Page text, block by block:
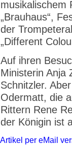
musikalischem
„Brauhaus“,
der
„Different
Auf ihren
Ministerin Anja
Schnitzler.
Odermatt, die
Rittern Rene
der Königin ist
Artikel per eMail